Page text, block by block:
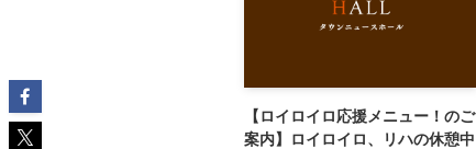
【ロイロイロ応援メニュー！のご
案内】ロイロイロ、リハの休憩中